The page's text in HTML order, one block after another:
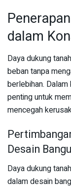
dalam
Daya dukung
beban tanpa
berlebihan.
penting untuk
mencegah
Desain
Daya dukung
dalam desain